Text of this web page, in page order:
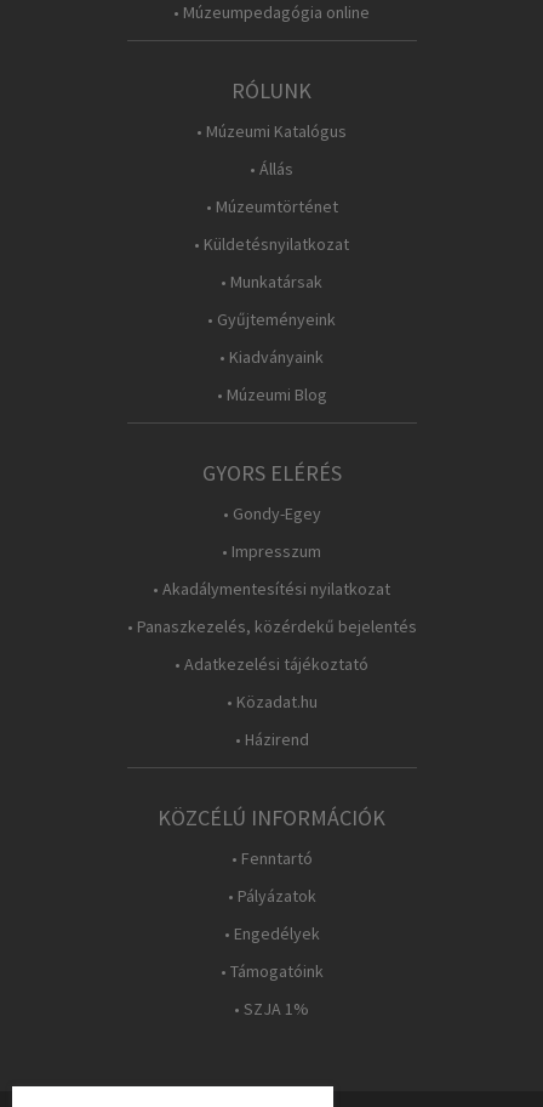
• Múzeumpedagógia online
RÓLUNK
• Múzeumi Katalógus
• Állás
• Múzeumtörténet
• Küldetésnyilatkozat
• Munkatársak
• Gyűjteményeink
• Kiadványaink
• Múzeumi Blog
GYORS ELÉRÉS
• Gondy-Egey
• Impresszum
• Akadálymentesítési nyilatkozat
• Panaszkezelés, közérdekű bejelentés
• Adatkezelési tájékoztató
• Közadat.hu
• Házirend
KÖZCÉLÚ INFORMÁCIÓK
• Fenntartó
• Pályázatok
• Engedélyek
• Támogatóink
• SZJA 1%